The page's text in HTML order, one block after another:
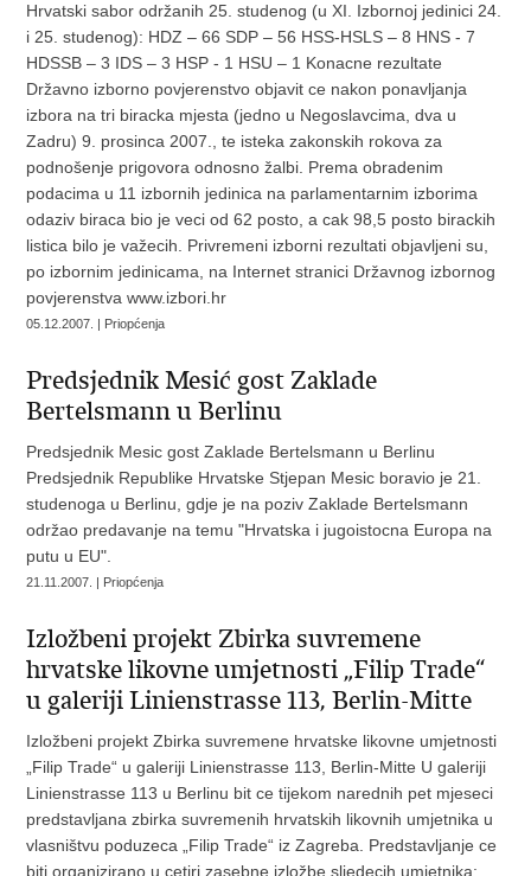
Hrvatski sabor održanih 25. studenog (u XI. Izbornoj jedinici 24.
i 25. studenog): HDZ – 66 SDP – 56 HSS-HSLS – 8 HNS - 7
HDSSB – 3 IDS – 3 HSP - 1 HSU – 1 Konacne rezultate
Državno izborno povjerenstvo objavit ce nakon ponavljanja
izbora na tri biracka mjesta (jedno u Negoslavcima, dva u
Zadru) 9. prosinca 2007., te isteka zakonskih rokova za
podnošenje prigovora odnosno žalbi. Prema obradenim
podacima u 11 izbornih jedinica na parlamentarnim izborima
odaziv biraca bio je veci od 62 posto, a cak 98,5 posto birackih
listica bilo je važecih. Privremeni izborni rezultati objavljeni su,
po izbornim jedinicama, na Internet stranici Državnog izbornog
povjerenstva www.izbori.hr
05.12.2007. | Priopćenja
Predsjednik Mesić gost Zaklade
Bertelsmann u Berlinu
Predsjednik Mesic gost Zaklade Bertelsmann u Berlinu
Predsjednik Republike Hrvatske Stjepan Mesic boravio je 21.
studenoga u Berlinu, gdje je na poziv Zaklade Bertelsmann
održao predavanje na temu "Hrvatska i jugoistocna Europa na
putu u EU".
21.11.2007. | Priopćenja
Izložbeni projekt Zbirka suvremene
hrvatske likovne umjetnosti „Filip Trade“
u galeriji Linienstrasse 113, Berlin-Mitte
Izložbeni projekt Zbirka suvremene hrvatske likovne umjetnosti
„Filip Trade“ u galeriji Linienstrasse 113, Berlin-Mitte U galeriji
Linienstrasse 113 u Berlinu bit ce tijekom narednih pet mjeseci
predstavljana zbirka suvremenih hrvatskih likovnih umjetnika u
vlasništvu poduzeca „Filip Trade“ iz Zagreba. Predstavljanje ce
biti organizirano u cetiri zasebne izložbe sljedecih umjetnika: